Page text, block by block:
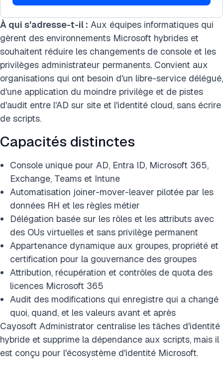
À qui s'adresse-t-il : Aux équipes informatiques qui
gèrent des environnements Microsoft hybrides et
souhaitent réduire les changements de console et les
privilèges administrateur permanents. Convient aux
organisations qui ont besoin d'un libre-service délégué,
d'une application du moindre privilège et de pistes
d'audit entre l'AD sur site et l'identité cloud, sans écrire
de scripts.
Capacités distinctes
Console unique pour AD, Entra ID, Microsoft 365,
Exchange, Teams et Intune
Automatisation joiner-mover-leaver pilotée par les
données RH et les règles métier
Délégation basée sur les rôles et les attributs avec
des OUs virtuelles et sans privilège permanent
Appartenance dynamique aux groupes, propriété et
certification pour la gouvernance des groupes
Attribution, récupération et contrôles de quota des
licences Microsoft 365
Audit des modifications qui enregistre qui a changé
quoi, quand, et les valeurs avant et après
Cayosoft Administrator centralise les tâches d'identité
hybride et supprime la dépendance aux scripts, mais il
est conçu pour l'écosystème d'identité Microsoft.